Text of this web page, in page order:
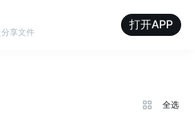
享文件
打开APP
全选